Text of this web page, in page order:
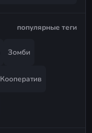
популярные теги
Зомби
Кооператив